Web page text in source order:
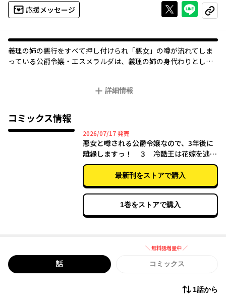
応援メッセージ Xで投稿する
ライン
コピー
義理の姉の悪行をすべて押し付けられ「悪女」の噂が流れてしま
っている公爵令嬢・エスメラルダは、義理の姉の身代わりとして
ダだったが、「３年間、子をなさなければ離縁ができる」との決
メラルダの計画は結婚初夜から大ピンチで……！？「今宵、私の
子を孕んでもらおう」素直になれない悪女（冤罪）令嬢と、冷酷
無慈悲な国王の、濃厚えっちな閨の攻防戦、開幕！！
詳細情報
コミックス情報
2026/07/172026年07月17日
発売
悪女と噂される公爵令嬢なので、3年後に
離縁しますっ！ ３ 冷酷王は花嫁を逃が
さない
最新刊をストアで購入
1巻をストアで購入
＼ 無料話増量中 ／
話 無料話増量中
コミックス
1話から